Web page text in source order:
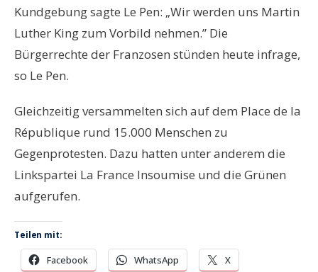
Kundgebung sagte Le Pen: „Wir werden uns Martin
Luther King zum Vorbild nehmen.” Die
Bürgerrechte der Franzosen stünden heute infrage,
so Le Pen.
Gleichzeitig versammelten sich auf dem Place de la
République rund 15.000 Menschen zu
Gegenprotesten. Dazu hatten unter anderem die
Linkspartei La France Insoumise und die Grünen
aufgerufen.
Teilen mit:
Facebook WhatsApp X